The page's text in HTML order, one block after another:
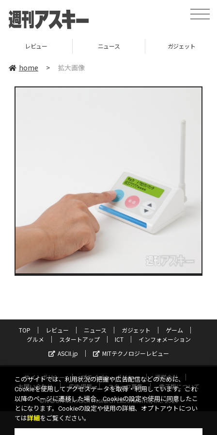
toggle
レビュー ニュース ガジェット
home > 拡大画像
TOP レビュー ニュース ガジェット
ゲーム
グルメ
スタートアップ ICT
インフォメーション
ASCII.jp
MITテクノロジーレビュー
サイトポリシー プライバシーポリシー
運営会社
お問い合わせ
広告掲載 スタッフ募集
電子版について
©KADOKAWA ASCII Research Laboratories, Inc. 2026
このサイトでは、利用状況の把握や広告配信などのために、
Cookieを使用してアクセスデータを取得・利用しています。これ
以降のページに遷移した場合、Cookieの設定や使用に同意したこ
とになります。Cookieの設定や使用の詳細、オプトアウトについ
ては詳細 をご覧ください。